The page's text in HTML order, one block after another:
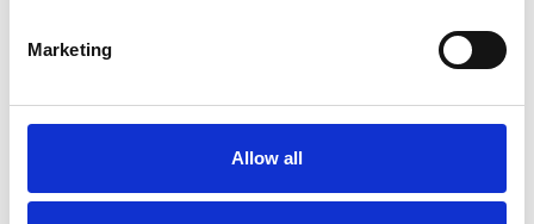
Marketing
Allow all